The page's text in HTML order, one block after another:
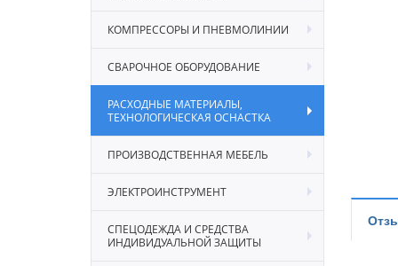
КОМПРЕССОРЫ И ПНЕВМОЛИНИИ
СВАРОЧНОЕ ОБОРУДОВАНИЕ
РАСХОДНЫЕ МАТЕРИАЛЫ,
ТЕХНОЛОГИЧЕСКАЯ ОСНАСТКА
ПРОИЗВОДСТВЕННАЯ МЕБЕЛЬ
ЭЛЕКТРОИНСТРУМЕНТ
СПЕЦОДЕЖДА И СРЕДСТВА
ИНДИВИДУАЛЬНОЙ ЗАЩИТЫ